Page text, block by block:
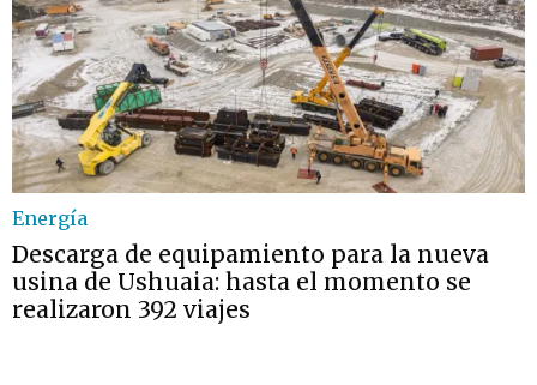
Energía
Descarga de equipamiento para la nueva
usina de Ushuaia: hasta el momento se
realizaron 392 viajes